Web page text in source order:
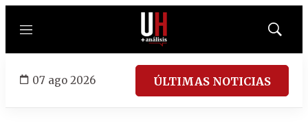
Menú
Mostrar
07 ago 2026 ÚLTIMAS NOTICIAS